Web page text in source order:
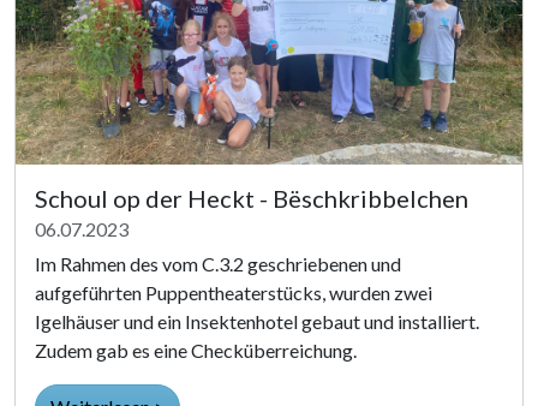
Schoul op der Heckt - Bëschkribbelchen
06.07.2023
Im Rahmen des vom C.3.2 geschriebenen und
aufgeführten Puppentheaterstücks, wurden zwei
Igelhäuser und ein Insektenhotel gebaut und installiert.
Zudem gab es eine Checküberreichung.